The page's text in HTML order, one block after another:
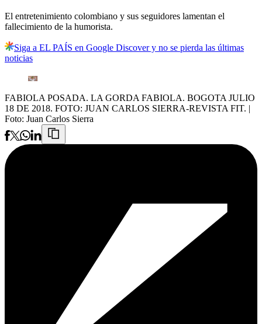
El entretenimiento colombiano y sus seguidores lamentan el
fallecimiento de la humorista.
Siga a EL PAÍS en Google Discover y no se pierda las últimas
noticias
FABIOLA POSADA. LA GORDA FABIOLA. BOGOTA JULIO
18 DE 2018. FOTO: JUAN CARLOS SIERRA-REVISTA FIT. |
Foto: Juan Carlos Sierra